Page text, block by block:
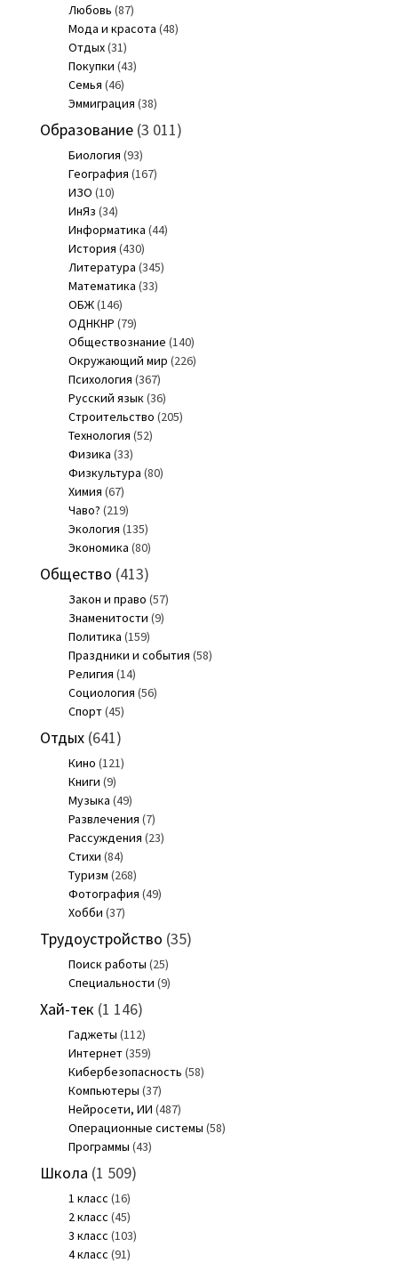
Любовь (87)
Мода и красота (48)
Отдых(31)
Покупки (43)
Семья (46)
Эммиграция (38)
Образование(3 011)
Биология (93)
География (167)
ИЗО (10)
ИнЯз (34)
Информатика (44)
История (430)
Литература (345)
Математика (33)
ОБЖ(146)
ОДНКНР (79)
Обществознание (140)
Окружающий мир (226)
Психология (367)
Русский язык(36)
Строительство (205)
Технология (52)
Физика (33)
Физкультура (80)
Химия (67)
Чаво? (219)
Экология (135)
Экономика (80)
Общество (413)
Закон и право (57)
Знаменитости (9)
Политика (159)
Праздники и события (58)
Религия (14)
Социология (56)
Спорт(45)
Отдых(641)
Кино (121)
Книги (9)
Музыка (49)
Развлечения (7)
Рассуждения (23)
Стихи (84)
Туризм (268)
Фотография (49)
Хобби (37)
Трудоустройство (35)
Поиск работы (25)
Специальности (9)
Хай-тек (1 146)
Гаджеты (112)
Интернет(359)
Кибербезопасность (58)
Компьютеры (37)
Нейросети, ИИ (487)
Операционные системы (58)
Программы (43)
Школа (1 509)
1 класс (16)
2 класс (45)
3 класс (103)
4 класс (91)